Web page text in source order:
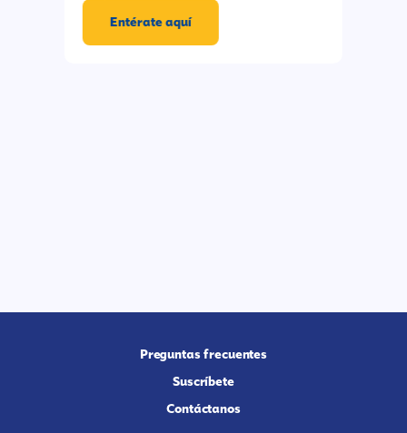
Entérate aquí
Preguntas frecuentes
Suscríbete
Contáctanos